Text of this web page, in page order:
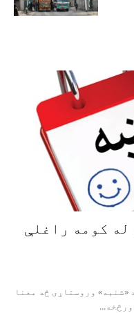
له کومه راغلې
«شنبه» وروستاړی څه معنا